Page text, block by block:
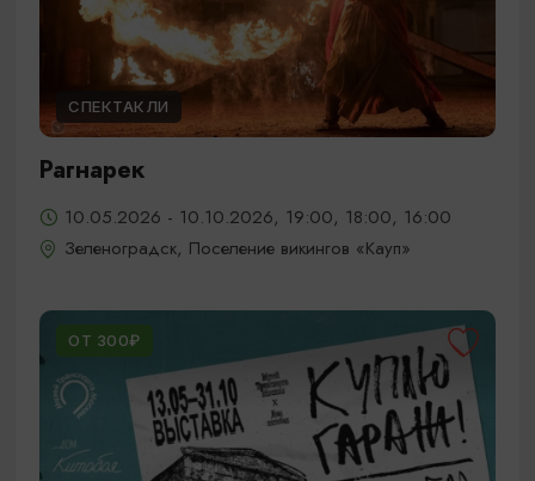
СПЕКТАКЛИ
Рагнарек
10.05.2026 - 10.10.2026, 19:00, 18:00, 16:00
Зеленоградск, Поселение викингов «Кауп»
ОТ 300₽